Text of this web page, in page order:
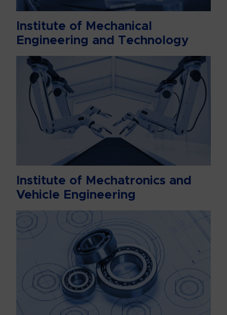
Institute of Mechanical
Engineering and Technology
Institute of Mechatronics and
Vehicle Engineering